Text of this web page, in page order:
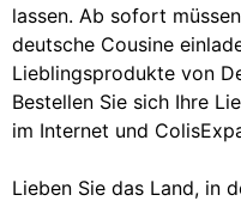
lassen. Ab sofort
deutsche Cousine
Lieblingsprodukte von
Bestellen Sie sich Ihre
im Internet und
Lieben Sie das Land, in